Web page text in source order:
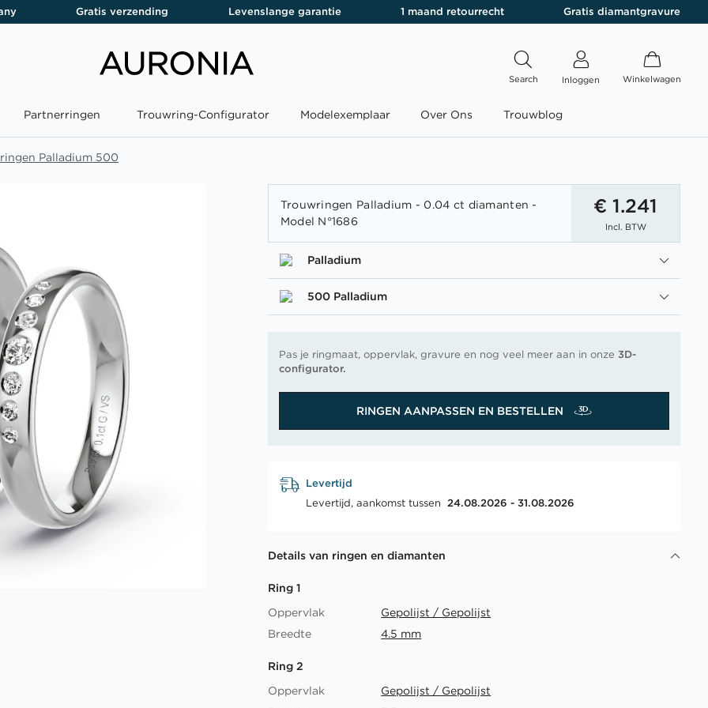
Gratis verzending Levenslange garantie 1 maand retourrecht Gratis diamantgravure
Search Inloggen Winkelwagen
Partnerringen Trouwring-Configurator Modelexemplaar Over Ons Trouwblog
Palladium 500
Trouwringen Palladium - 0.04 ct diamanten -
Model N°1686
€ 1.241
Incl. BTW
Palladium
500 Palladium
Pas je ringmaat, oppervlak, gravure en nog veel meer aan in onze3D-
configurator.
RINGEN AANPASSEN EN BESTELLEN
Levertijd
Levertijd, aankomst tussen 24.08.2026 - 31.08.2026
Details van ringen en diamanten
Ring 1
Oppervlak
Gepolijst / Gepolijst
Breedte
4.5 mm
Ring 2
Oppervlak
Gepolijst / Gepolijst